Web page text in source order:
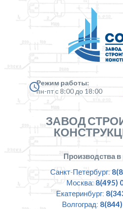
Режим работы:
пн-пт с 8:00 до 18:00
ЗАВОД
Производства в
Санкт-Петербург:
Москва: 8(495)
Екатеринбург:
Волгоград: